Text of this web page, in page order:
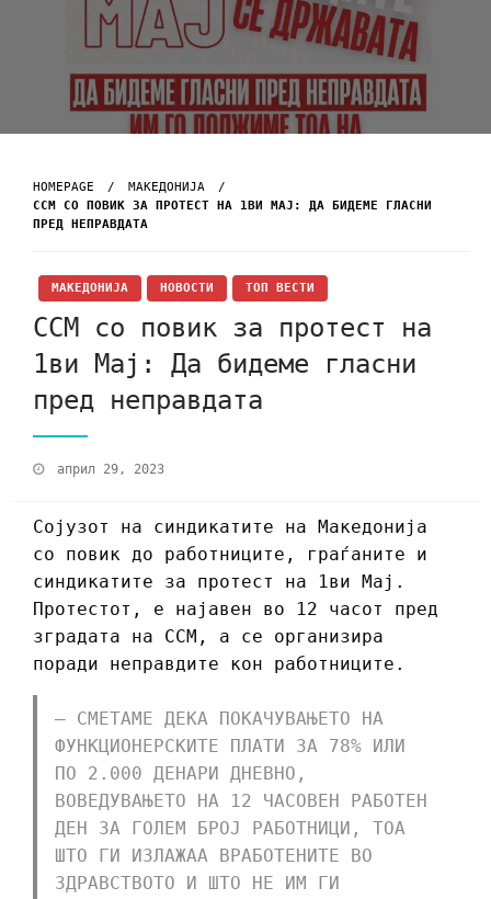
HOMEPAGE
МАКЕДОНИЈА
ССМ СО ПОВИК ЗА ПРОТЕСТ НА 1ВИ МАЈ: ДА БИДЕМЕ ГЛАСНИ
ПРЕД НЕПРАВДАТА
МАКЕДОНИЈА НОВОСТИ ТОП ВЕСТИ
ССМ со повик за протест на
1ви Мај: Да бидеме гласни
пред неправдата
април 29, 2023
Сојузот на синдикатите на Македонија
со повик до работниците, граѓаните и
синдикатите за протест на 1ви Мај.
Протестот, е најавен во 12 часот пред
зградата на ССМ, а се организира
поради неправдите кон работниците.
– СМЕТАМЕ ДЕКА ПОКАЧУВАЊЕТО НА
ФУНКЦИОНЕРСКИТЕ ПЛАТИ ЗА 78% ИЛИ
ПО 2.000 ДЕНАРИ ДНЕВНО,
ВОВЕДУВАЊЕТО НА 12 ЧАСОВЕН РАБОТЕН
ДЕН ЗА ГОЛЕМ БРОЈ РАБОТНИЦИ, ТОА
ШТО ГИ ИЗЛАЖАА ВРАБОТЕНИТЕ ВО
ЗДРАВСТВОТО И ШТО НЕ ИМ ГИ